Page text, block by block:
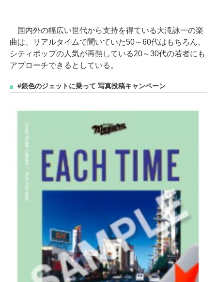
国内外の幅広い世代から支持を得ている大滝詠一の楽
曲は、リアルタイムで聞いていた50～60代はもちろん、
シティポップの人気が再熱している20～30代の若者にも
アプローチできるとしている。
#銀色のジェットに乗って 写真投稿キャンペーン